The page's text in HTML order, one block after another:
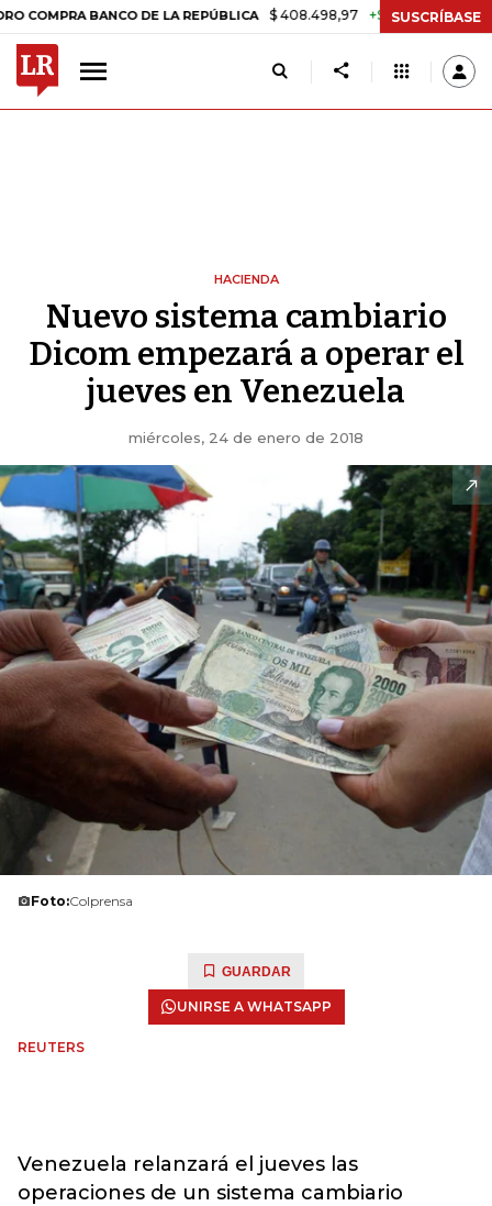
BANCO DE LA REPÚBLICA $ 408.498,97 +$ 8.753,81 +2,19%
SUSCRÍBASE
HACIENDA
Nuevo sistema cambiario
Dicom empezará a operar el
jueves en Venezuela
miércoles, 24 de enero de 2018
Foto:Colprensa
GUARDAR
UNIRSE A WHATSAPP
REUTERS
Venezuela relanzará el jueves las
operaciones de un sistema cambiario